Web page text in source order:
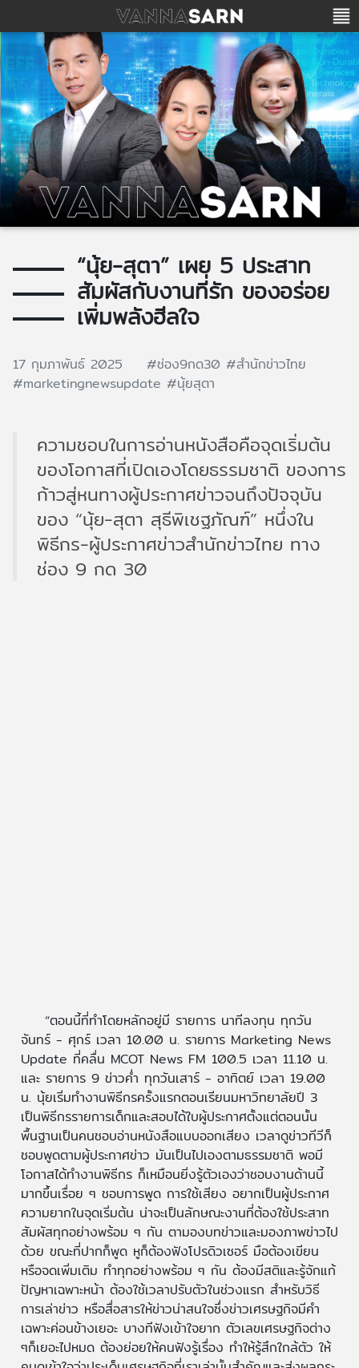
“นุ้ย-สุตา” เผย 5 ประสาท
สัมผัสกับงานที่รัก ของอร่อย
เพิ่มพลังฮีลใจ
17 กุมภาพันธ์ 2025 #ช่อง9กด30 #สำนักข่าวไทย
#marketingnewsupdate #นุ้ยสุตา
ความชอบในการอ่านหนังสือคือจุดเริ่มต้น
ของโอกาสที่เปิดเองโดยธรรมชาติ ของการ
ก้าวสู่หนทางผู้ประกาศข่าวจนถึงปัจจุบัน
ของ “นุ้ย-สุตา สุธีพิเชฐภัณฑ์” หนึ่งใน
พิธีกร-ผู้ประกาศข่าวสำนักข่าวไทย ทาง
ช่อง 9 กด 30
“ตอนนี้ที่ทำโดยหลักอยู่มี รายการ นาทีลงทุน ทุกวัน
จันทร์ - ศุกร์ เวลา 10.00 น. รายการ Marketing News
Update ที่คลื่น MCOT News FM 100.5 เวลา 11.10 น.
และ รายการ 9 ข่าวค่ำ ทุกวันเสาร์ - อาทิตย์ เวลา 19.00
น. นุ้ยเริ่มทำงานพิธีกรครั้งแรกตอนเรียนมหาวิทยาลัยปี 3
เป็นพิธีกรรายการเด็กและสอบได้ใบผู้ประกาศตั้งแต่ตอนนั้น
พื้นฐานเป็นคนชอบอ่านหนังสือแบบออกเสียง เวลาดูข่าวทีวีก็
ชอบพูดตามผู้ประกาศข่าว มันเป็นไปเองตามธรรมชาติ พอมี
โอกาสได้ทำงานพิธีกร ก็เหมือนยิ่งรู้ตัวเองว่าชอบงานด้านนี้
มากขึ้นเรื่อย ๆ ชอบการพูด การใช้เสียง อยากเป็นผู้ประกาศ
ความยากในจุดเริ่มต้น น่าจะเป็นลักษณะงานที่ต้องใช้ประสาท
สัมผัสทุกอย่างพร้อม ๆ กัน ตามองบทข่าวและมองภาพข่าวไป
ด้วย ขณะที่ปากก็พูด หูก็ต้องฟังโปรดิวเซอร์ มือต้องเขียน
หรือจดเพิ่มเติม ทำทุกอย่างพร้อม ๆ กัน ต้องมีสติและรู้จักแก้
ปัญหาเฉพาะหน้า ต้องใช้เวลาปรับตัวในช่วงแรก สำหรับวิธี
การเล่าข่าว หรือสื่อสารให้ข่าวน่าสนใจซึ่งข่าวเศรษฐกิจมีคำ
เฉพาะค่อนข้างเยอะ บางทีฟังเข้าใจยาก ตัวเลขเศรษฐกิจต่าง
ๆก็เยอะไปหมด ต้องย่อยให้คนฟังรู้เรื่อง ทำให้รู้สึกใกล้ตัว ให้